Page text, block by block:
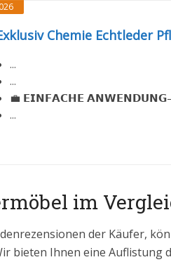
Chemie Echtleder
...
...
💼 𝗘𝗜𝗡𝗙𝗔𝗖𝗛𝗘 𝗔𝗡𝗪𝗘𝗡𝗗𝗨𝗡𝗚–
...
im
der Käufer,
bieten Ihnen eine